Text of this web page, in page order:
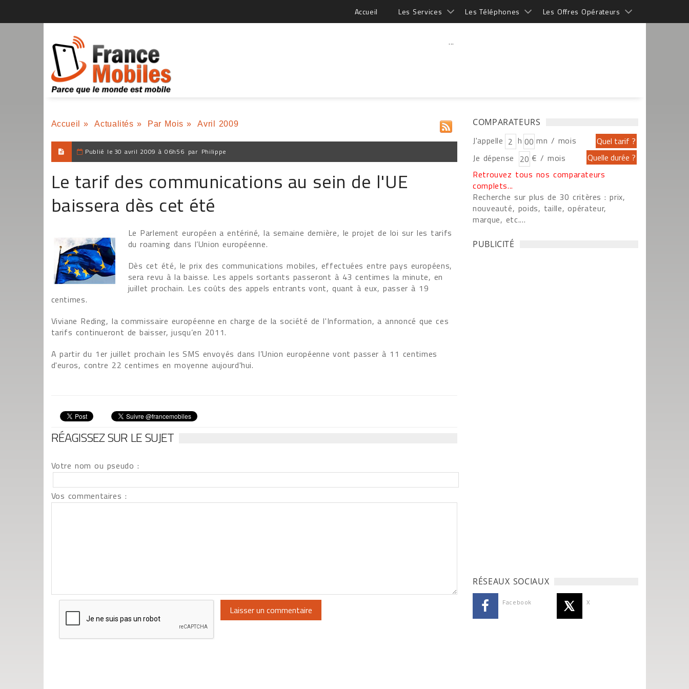
Accueil Les Services Les Téléphones Les Offres Opérateurs
...
Accueil » Actualités » Par Mois » Avril 2009
Publié le 30 avril 2009 à 06h56 par Philippe
Le tarif des communications au sein de l'UE
baissera dès cet été
Le Parlement européen a entériné, la semaine dernière, le projet de loi sur les tarifs
du roaming dans l’Union européenne.
Dès cet été, le prix des communications mobiles, effectuées entre pays européens,
sera revu à la baisse. Les appels sortants passeront à 43 centimes la minute, en
juillet prochain. Les coûts des appels entrants vont, quant à eux, passer à 19
centimes.
Viviane Reding, la commissaire européenne en charge de la société de l'Information, a annoncé que ces
tarifs continueront de baisser, jusqu’en 2011.
A partir du 1er juillet prochain les SMS envoyés dans l’Union européenne vont passer à 11 centimes
d'euros, contre 22 centimes en moyenne aujourd'hui.
RÉAGISSEZ SUR LE SUJET
Votre nom ou pseudo :
Vos commentaires :
COMPARATEURS
J'appelle h
mn / mois
Je dépense
€ / mois
Retrouvez tous nos comparateurs
complets...
Recherche sur plus de 30 critères : prix,
nouveauté, poids, taille, opérateur,
marque, etc....
PUBLICITÉ
RÉSEAUX SOCIAUX
Facebook X